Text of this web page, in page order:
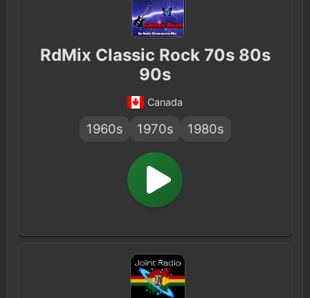
RdMix Classic Rock 70s 80s
90s
Canada
1960s 1970s 1980s